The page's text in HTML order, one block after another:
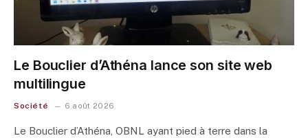
Le Bouclier d’Athéna lance son site web
multilingue
Société 6 août 2026
Le Bouclier d’Athéna, OBNL ayant pied à terre dans la